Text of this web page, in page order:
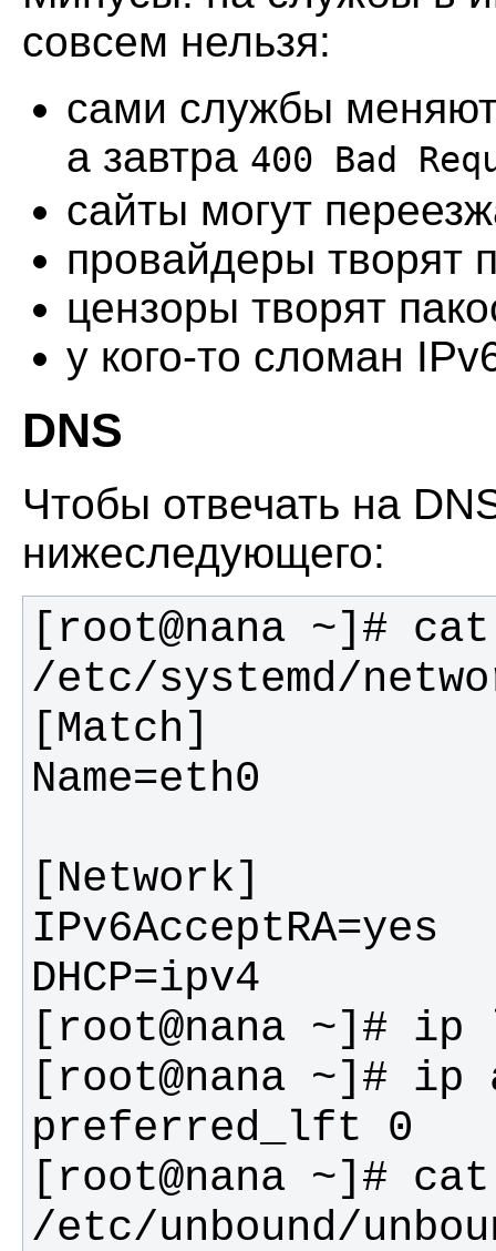
совсем нельзя:
сами службы
а завтра 400 Bad
сайты могут
провайдеры творят
цензоры творят
у кого-то сломан
DNS
Чтобы отвечать на
нижеследующего:
[root@nana ~]# cat
[root@nana ~]#
[root@nana ~]# cat